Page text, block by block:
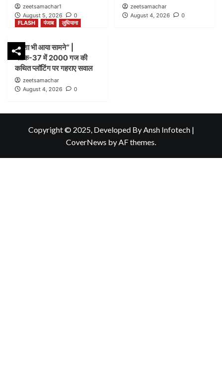
zeetsamachar1
August 5, 2026
0
zeetsamachar
August 4, 2026
0
FLASH
पंजाब लुधियाना
नक्शा भी आया सामने” |
ब्लॉक-37 में 2000 गज की
कथित प्लॉटिंग पर गहराए सवाल
zeetsamachar
August 4, 2026
0
Copyright © 2025, Developed By Ansh Infotech |
CoverNews by AF themes.